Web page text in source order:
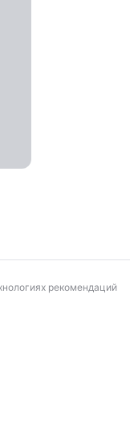
рекомендаций